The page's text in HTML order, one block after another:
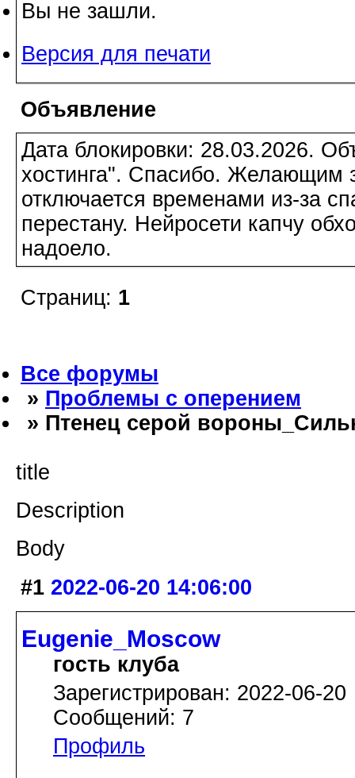
Вы не зашли.
Версия для печати
Объявление
Дата блокировки: 28.03.2026.
хостинга". Спасибо. Желающим
отключается временами из-за
перестану. Нейросети капчу
надоело.
Страниц: 1
Все форумы
» Проблемы с оперением
» Птенец серой
title
Description
Body
#1 2022-06-20 14:06:00
Eugenie_Moscow
гость клуба
Зарегистрирован: 2022-06-20
Сообщений: 7
Профиль